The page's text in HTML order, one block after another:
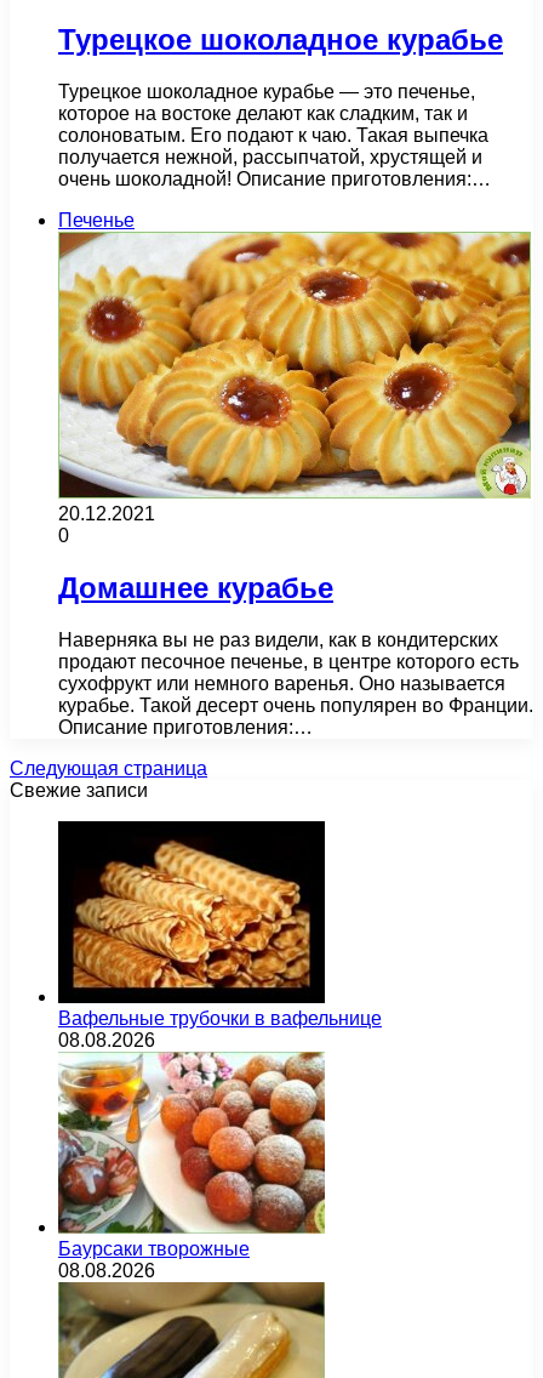
Турецкое шоколадное курабье
Турецкое шоколадное курабье — это печенье,
которое на востоке делают как сладким, так и
солоноватым. Его подают к чаю. Такая выпечка
получается нежной, рассыпчатой, хрустящей и
очень шоколадной! Описание приготовления:…
Печенье
20.12.2021
0
Домашнее курабье
Наверняка вы не раз видели, как в кондитерских
продают песочное печенье, в центре которого есть
сухофрукт или немного варенья. Оно называется
курабье. Такой десерт очень популярен во Франции.
Описание приготовления:…
Следующая страница
Свежие записи
Вафельные трубочки в вафельнице
08.08.2026
Баурсаки творожные
08.08.2026